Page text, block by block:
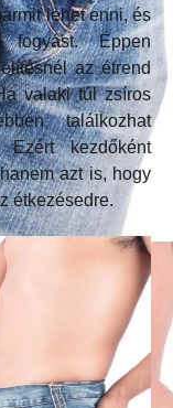
lehet enni, és
Éppen
az étrend
valaki túl zsíros
találkozhat
Ezért kezdőként
azt is, hogy
étkezésedre.